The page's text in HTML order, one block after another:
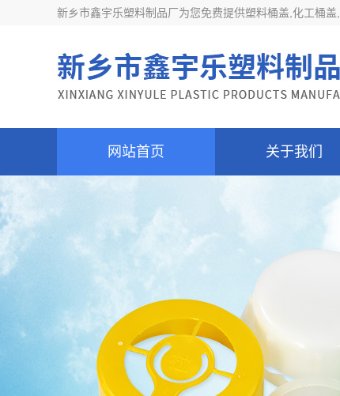
新乡市鑫宇乐塑料制品厂为您免费提供塑料桶盖 ,化工桶
网站首页 关于我们